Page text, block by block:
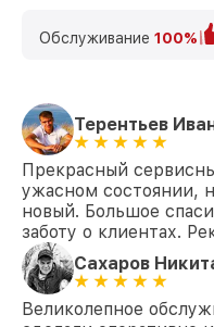
Обслуживание 100%
Терентьев
Прекрасный
ужасном состоянии,
новый. Большое
заботу о клиентах.
Сахаров
Великолепное